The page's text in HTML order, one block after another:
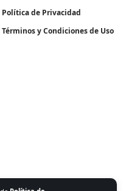
Política de Privacidad
Términos y Condiciones de Uso